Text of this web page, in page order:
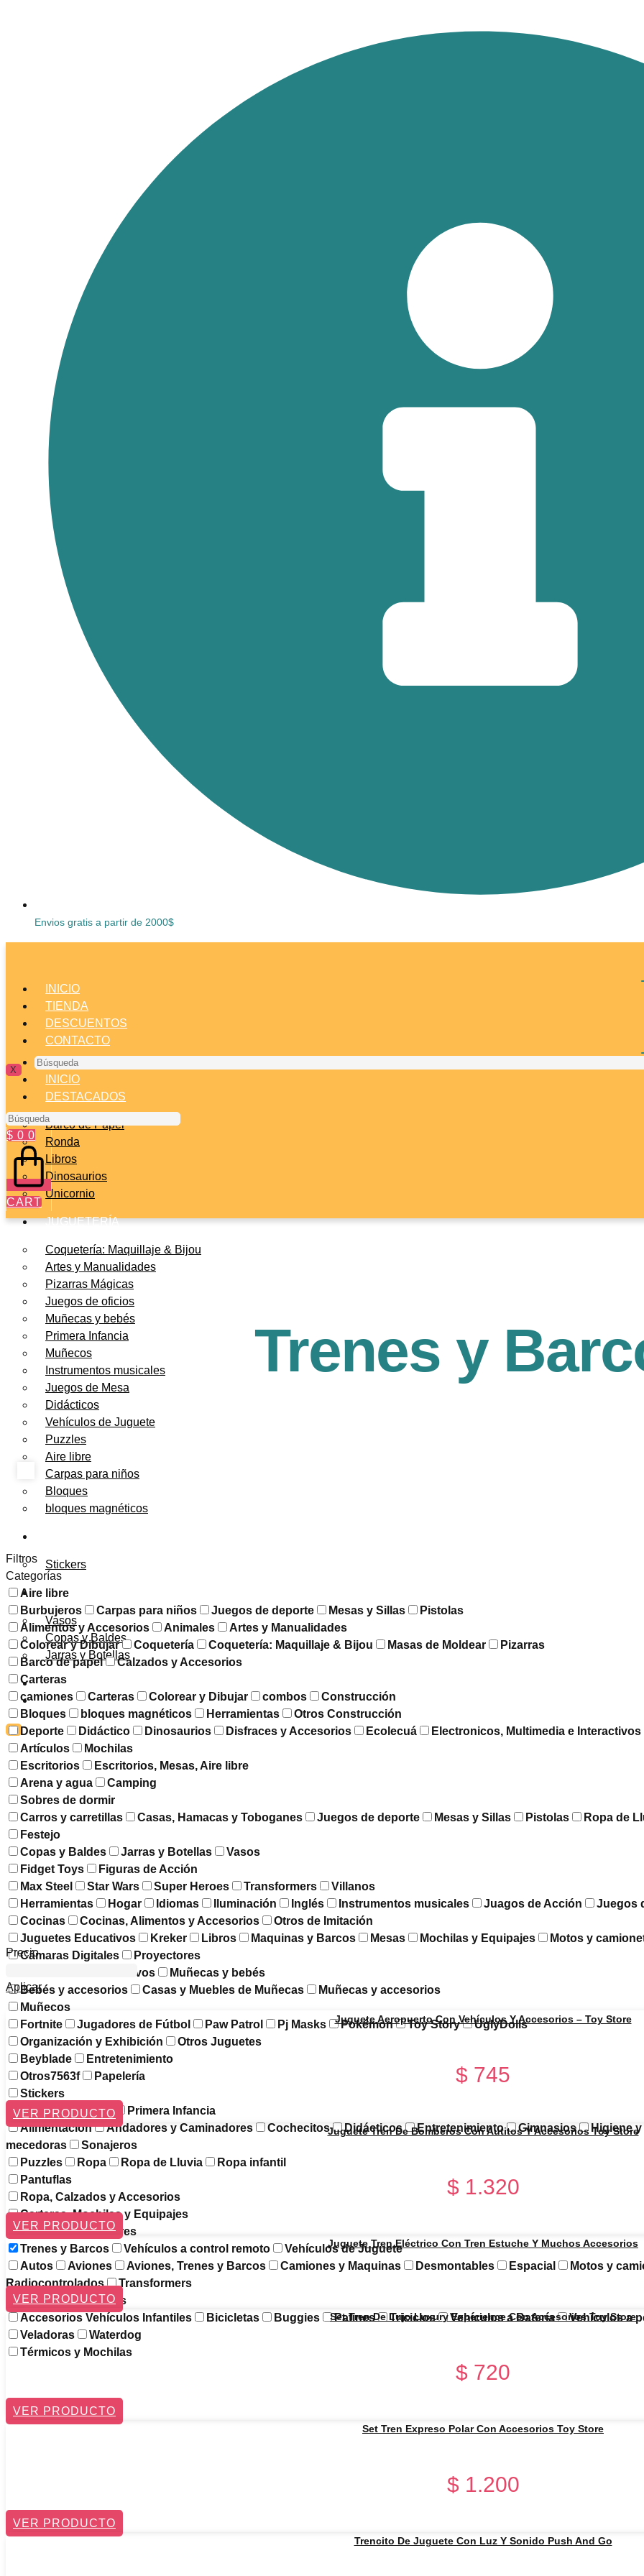
Envios gratis a partir de 2000$
INICIO
TIENDA
DESCUENTOS
CONTACTO
X
Búsqueda
INICIO
DESTACADOS
Barco de Papel
Ronda
Libros
Dinosaurios
Unicornio
JUGUETERÍA
Coquetería: Maquillaje & Bijou
Artes y Manualidades
Pizarras Mágicas
Juegos de oficios
Muñecas y bebés
Primera Infancia
Muñecos
Instrumentos musicales
Juegos de Mesa
Didácticos
Vehículos de Juguete
Puzzles
Aire libre
Carpas para niños
Bloques
bloques magnéticos
Stickers
FESTEJOS
Vasos
Copas y Baldes
Jarras y Botellas
DESCUENTOS
CONTACTO
X
Búsqueda
$ 0 0
CART
Trenes y
Filtros
Categorías
Aire libre
Burbujeros
Carpas para niños Juegos de deporte Mesas y Sillas
Pistolas
Alimentos y Accesorios
Animales
Artes y Manualidades
Colorear y Dibujar
Coquetería Coquetería: Maquillaje & Bijou Masas de Moldear
Pizarras
Barco de papel
Calzados y Accesorios
Carteras
camiones
Carteras Colorear y Dibujar combos
Construcción
Bloques
bloques magnéticos Herramientas
Otros Construcción
Deporte
Didáctico Dinosaurios Disfraces y Accesorios Ecolecuá
Electronicos, Multimedia e Interactivos
Artículos
Mochilas
Escritorios
Escritorios, Mesas, Aire libre
Arena y agua
Camping
Sobres de dormir
Carros y carretillas
Casas, Hamacas y Toboganes Juegos de deporte Mesas y Sillas Pistolas
Ropa de
Festejo
Copas y Baldes
Jarras y Botellas
Vasos
Fidget Toys
Figuras de Acción
Max Steel
Star Wars Super Heroes Transformers
Villanos
Herramientas
Hogar Idiomas Iluminación Inglés Instrumentos musicales Juagos de Acción
Juegos
Cocinas
Cocinas, Alimentos y Accesorios
Otros de Imitación
Juguetes Educativos
Kreker Libros Maquinas y Barcos Mesas Mochilas y Equipajes
Motos y
Cámaras Digitales
Proyectores
Multimedia e Interactivos
Muñecas y bebés
Bebés y accesorios
Casas y Muebles de Muñecas
Muñecas y accesorios
Muñecos
Fortnite
Jugadores de Fútbol Paw Patrol Pj Masks Pokémon Toy Story
UglyDolls
Organización y Exhibición
Otros Juguetes
Beyblade
Entretenimiento
Otros7563f
Papelería
Stickers
Pizarras Mágicas
Primera Infancia
Alimentación
Andadores y Caminadores Cochecitos Didácticos Entretenimiento Gimnasios
Higiene
mecedoras
Sonajeros
Puzzles
Ropa Ropa de Lluvia
Ropa infantil
Pantuflas
Ropa, Calzados y Accesorios
Carteras, Mochilas y Equipajes
Luncheras Escolares
Trenes y Barcos
Vehículos a control remoto
Vehículos de Juguete
Autos
Aviones Aviones, Trenes y Barcos Camiones y Maquinas Desmontables Espacial
Motos y
Radiocontrolados
Transformers
Vehículos Infantiles
Accesorios Vehículos Infantiles
Bicicletas Buggies Patines Triciclos Vehículos a Batería
Vehículos a
Veladoras
Waterdog
Térmicos y Mochilas
Precio
Aplicar
Juguete Aeropuerto Con Vehículos Y Accesorios – Toy Store
$ 745
VER PRODUCTO
Juguete Tren De Bomberos Con Autitos Y Accesorios Toy Store
$1.320
VER PRODUCTO
Juguete Tren Eléctrico Con Tren Estuche Y Muchos Accesorios
VER PRODUCTO
Set Tren De Lujo Luxury Experience Con Accesorios Toy Store
$ 720
VER PRODUCTO
Set Tren Expreso Polar Con Accesorios Toy Store
$1.200
VER PRODUCTO
Trencito De Juguete Con Luz Y Sonido Push And Go